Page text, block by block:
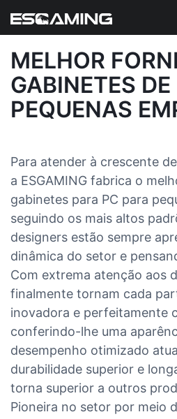
MELHOR
GABINETES
PEQUENAS
Para atender à crescente
a ESGAMING fabrica o
gabinetes para PC para
seguindo os mais altos
designers estão sempre
dinâmica do setor e
Com extrema atenção aos
finalmente tornam cada
inovadora e perfeitamente
conferindo-lhe uma
desempenho otimizado
durabilidade superior e
torna superior a outros
Pioneira no setor por meio